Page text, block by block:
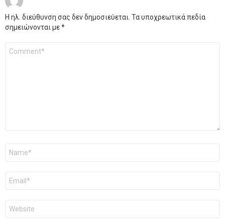
Η ηλ. διεύθυνση σας δεν δημοσιεύεται. Τα υποχρεωτικά πεδία
σημειώνονται με*